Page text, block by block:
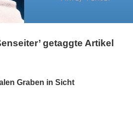
getaggte Artikel
Graben in Sicht